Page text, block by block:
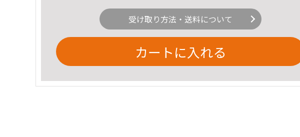
受け取り方法・送料について
カートに入れる